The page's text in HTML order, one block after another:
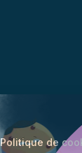
Politique de